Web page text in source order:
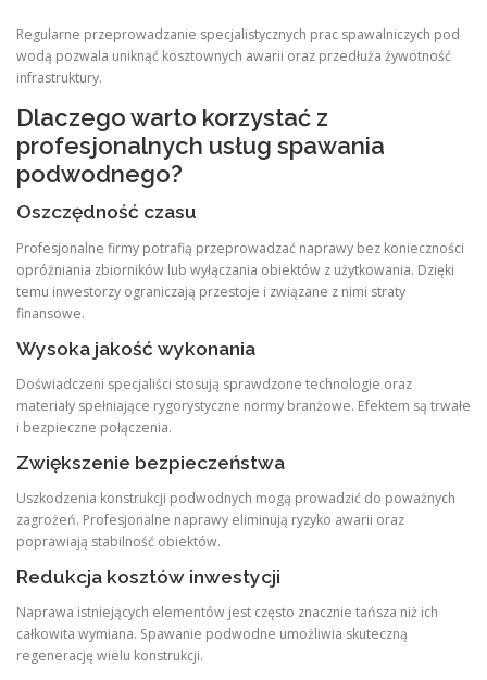
Regularne przeprowadzanie specjalistycznych prac spawalniczych pod
wodą pozwala uniknąć kosztownych awarii oraz przedłuża żywotność
infrastruktury.
Dlaczego warto korzystać z
profesjonalnych usług spawania
podwodnego?
Oszczędność czasu
Profesjonalne firmy potrafią przeprowadzać naprawy bez konieczności
opróżniania zbiorników lub wyłączania obiektów z użytkowania. Dzięki
temu inwestorzy ograniczają przestoje i związane z nimi straty
finansowe.
Wysoka jakość wykonania
Doświadczeni specjaliści stosują sprawdzone technologie oraz
materiały spełniające rygorystyczne normy branżowe. Efektem są trwałe
i bezpieczne połączenia.
Zwiększenie bezpieczeństwa
Uszkodzenia konstrukcji podwodnych mogą prowadzić do poważnych
zagrożeń. Profesjonalne naprawy eliminują ryzyko awarii oraz
poprawiają stabilność obiektów.
Redukcja kosztów inwestycji
Naprawa istniejących elementów jest często znacznie tańsza niż ich
całkowita wymiana. Spawanie podwodne umożliwia skuteczną
regenerację wielu konstrukcji.